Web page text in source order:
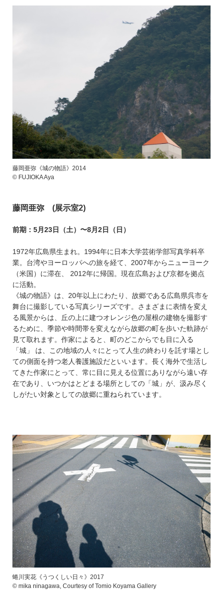
藤岡亜弥《城の物語》2014
© FUJIOKA Aya
藤岡亜弥 (展示室2)
前期：5月23日（土）〜8月2日（日）
1972年広島県生まれ。1994年に日本大学芸術学部写真学科卒
業。台湾やヨーロッパへの旅を経て、2007年からニューヨーク
（米国）に滞在、 2012年に帰国。現在広島および京都を拠点
に活動。
《城の物語》は、20年以上にわたり、故郷である広島県呉市を
舞台に撮影している写真シリーズです。さまざまに表情を変え
る風景からは、丘の上に建つオレンジ色の屋根の建物を撮影す
るために、季節や時間帯を変えながら故郷の町を歩いた軌跡が
見て取れます。作家によると、町のどこからでも目に入る
「城」 は、この地域の人々にとって人生の終わりを託す場とし
ての側面を持つ老人養護施設だといいます。長く海外で生活し
てきた作家にとって、常に目に見える位置にありながら遠い存
在であり、いつかはとどまる場所としての「城」が、汲み尽く
しがたい対象としての故郷に重ねられています。
蜷川実花《うつくしい日々》2017
© mika ninagawa, Courtesy of Tomio Koyama Gallery